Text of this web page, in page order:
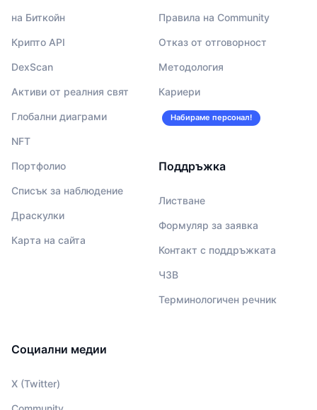
на Биткойн
Крипто API
DexScan
Активи от реалния свят
Глобални диаграми
NFT
Портфолио
Списък за наблюдение
Драскулки
Карта на сайта
Правила на Community
Отказ от отговорност
Методология
Кариери
Набираме персонал!
Поддръжка
Листване
Формуляр за заявка
Контакт с поддръжката
ЧЗВ
Терминологичен речник
Социални медии
X (Twitter)